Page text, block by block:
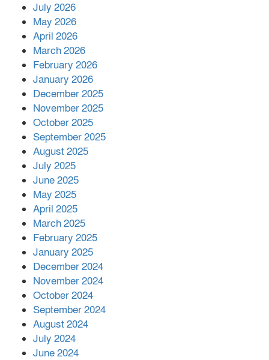
পর ফোন তারেক রহমানের,গ্যাস সঙ্কট
সহায়তা দিলেন সাচিং প্রু জেরী
July 2026
May 2026
April 2026
March 2026
February 2026
January 2026
December 2025
November 2025
October 2025
September 2025
August 2025
July 2025
June 2025
May 2025
April 2025
March 2025
February 2025
January 2025
December 2024
November 2024
October 2024
September 2024
August 2024
July 2024
June 2024